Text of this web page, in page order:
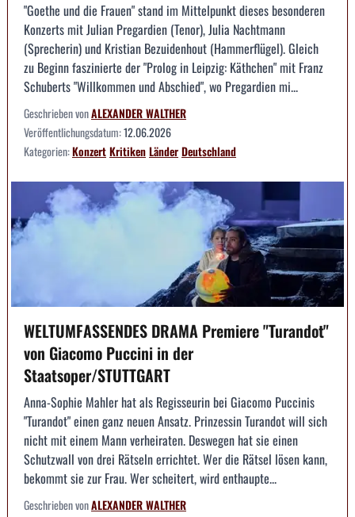
"Goethe und die Frauen" stand im Mittelpunkt dieses besonderen
Konzerts mit Julian Pregardien (Tenor), Julia Nachtmann
(Sprecherin) und Kristian Bezuidenhout (Hammerflügel). Gleich
zu Beginn faszinierte der "Prolog in Leipzig: Käthchen" mit Franz
Schuberts "Willkommen und Abschied", wo Pregardien mi...
Geschrieben vonALEXANDER WALTHER
Veröffentlichungsdatum:12.06.2026
Kategorien:KonzertKritikenLänderDeutschland
WELTUMFASSENDES DRAMA Premiere "Turandot"
von Giacomo Puccini in der
Staatsoper/STUTTGART
Anna-Sophie Mahler hat als Regisseurin bei Giacomo Puccinis
"Turandot" einen ganz neuen Ansatz. Prinzessin Turandot will sich
nicht mit einem Mann verheiraten. Deswegen hat sie einen
Schutzwall von drei Rätseln errichtet. Wer die Rätsel lösen kann,
bekommt sie zur Frau. Wer scheitert, wird enthaupte...
Geschrieben vonALEXANDER WALTHER